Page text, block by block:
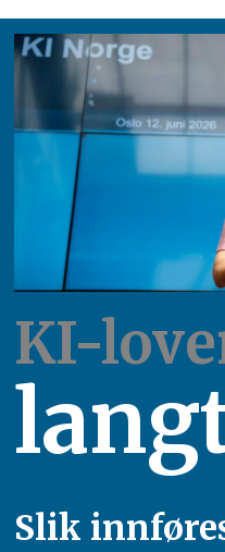
KI-
Slik